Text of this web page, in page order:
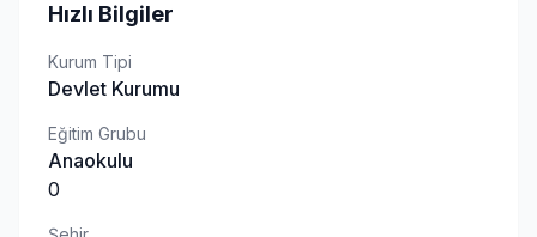
Hızlı Bilgiler
Kurum Tipi
Devlet Kurumu
Eğitim Grubu
Anaokulu
0